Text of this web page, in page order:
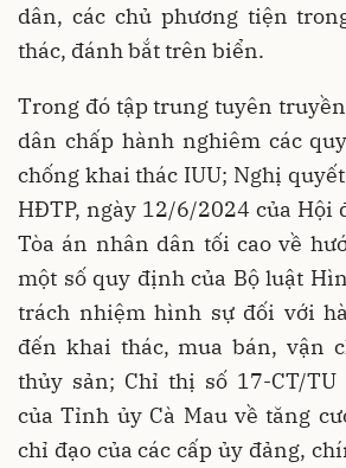
dân, các chủ phương tiện
thác, đánh bắt trên biển.
Trong đó tập trung tuyên
dân chấp hành nghiêm các
chống khai thác IUU; Nghị
HĐTP, ngày 12/6/2024 của Hội
Tòa án nhân dân tối cao về
một số quy định của Bộ luật
trách nhiệm hình sự đối với
đến khai thác, mua bán, vận
thủy sản; Chỉ thị số 17-CT/
của Tỉnh ủy Cà Mau về tăng
chỉ đạo của các cấp ủy đảng,